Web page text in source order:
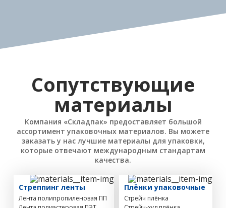
Сопутствующие
материалы
Компания «Складпак» предоставляет большой
ассортимент упаковочных материалов. Вы можете
заказать у нас лучшие материалы для упаковки,
которые отвечают международным стандартам
качества.
Стреппинг ленты
Лента полипропиленовая ПП
Плёнки упаковочные
Стрейч плёнка